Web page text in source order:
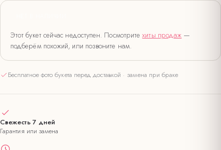
Этот букет сейчас недоступен. Посмотритехиты продаж —
подберём похожий, или позвоните нам.
Бесплатное фото букета перед доставкой · замена при браке
Свежесть 7 дней
Гарантия или замена